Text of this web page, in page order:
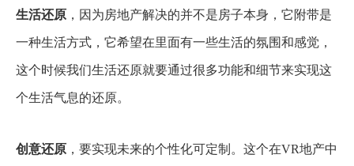
生活还原 ，因为房地产解决的并不是房子本身，它附带是
一种生活方式，它希望在里面有一些生活的氛围和感觉，
这个时候我们生活还原就要通过很多功能和细节来实现这
个生活气息的还原。
创意还原 ，要实现未来的个性化可定制。这个在VR地产中